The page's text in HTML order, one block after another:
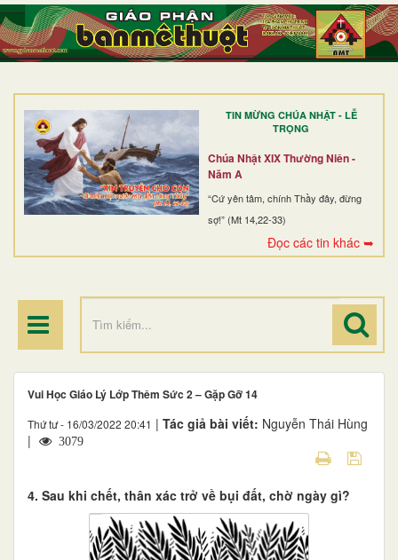
TIN MỪNG CHÚA NHẬT - LỄ
TRỌNG
Chúa Nhật XIX Thường Niên -
Năm A
“Cứ yên tâm, chính Thầy đây, đừng
sợ!” (Mt 14,22-33)
Đọc các tin khác ➥
TRANG NHẤT
GIỚI THIỆU
DÒNG TU
BAN MỤC VỤ
ĐOÀN THỂ CG
ĐIỂM HÀNH HƯƠNG
Vui Học Giáo Lý Lớp Thêm Sức 2 – Gặp Gỡ 14
Thứ tư - 16/03/2022 20:41 | Tác giả bài viết: Nguyễn Thái Hùng
|
3079
4. Sau khi chết, thân xác trở về bụi đất, chờ ngày gì?